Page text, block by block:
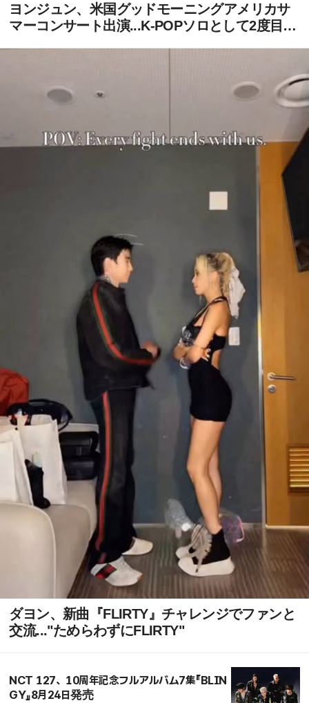
ヨンジュン、米国グッドモーニングアメリカサ
マーコンサート出演...K-POPソロとして2度目の
ダヨン、新曲『FLIRTY』チャレンジでファンと
交流..."ためらわずにFLIRTY"
NCT 127、10周年記念フルアルバム7集『BLIN
GY』8月24日発売